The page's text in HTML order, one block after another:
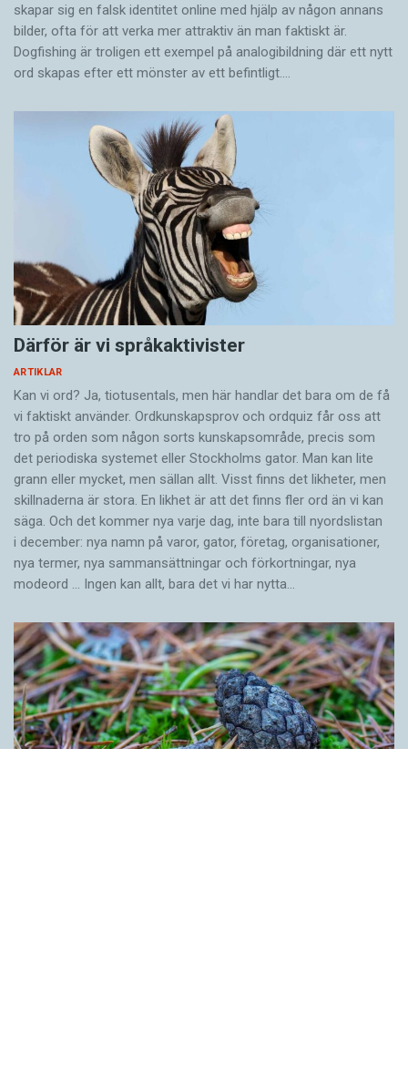
skapar sig en falsk identitet online med hjälp av någon annans
bilder, ofta för att verka mer attraktiv än man faktiskt är.
Dogfishing är troligen ett exempel på analogibildning där ett nytt
ord skapas efter ett mönster av ett befintligt.…
Därför är vi språkaktivister
ARTIKLAR
Kan vi ord? Ja, tiotusentals, men här handlar det bara om de få
vi faktiskt använder. Ordkunskapsprov och ordquiz får oss att
tro på orden som någon sorts kunskapsområde, precis som
det periodiska systemet eller Stockholms gator. Man kan lite
grann eller mycket, men sällan allt. Visst finns det likheter, men
skillnaderna är stora. En likhet är att det finns fler ord än vi kan
säga. Och det kommer nya varje dag, inte bara till nyordslistan
i december: nya namn på varor, gator, företag, organisationer,
nya termer, nya samman­sättningar och förkortningar, nya
modeord … Ingen kan allt, bara det vi har nytta…